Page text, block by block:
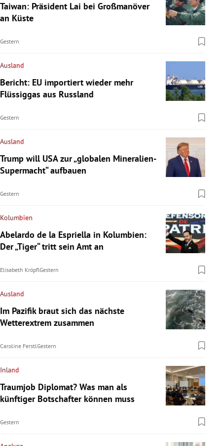
Taiwan: Präsident Lai bei Großmanöver
an Küste
Gestern
Ausland
Bericht: EU importiert wieder mehr
Flüssiggas aus Russland
Gestern
Ausland
Trump will USA zur „globalen Mineralien-
Supermacht“ aufbauen
Gestern
Kolumbien
Abelardo de la Espriella in Kolumbien:
Der „Tiger“ tritt sein Amt an
Elisabeth KröpflGestern
Ausland
Im Pazifik braut sich das nächste
Wetterextrem zusammen
Caroline FerstlGestern
Inland
Traumjob Diplomat? Was man als
künftiger Botschafter können muss
Gestern